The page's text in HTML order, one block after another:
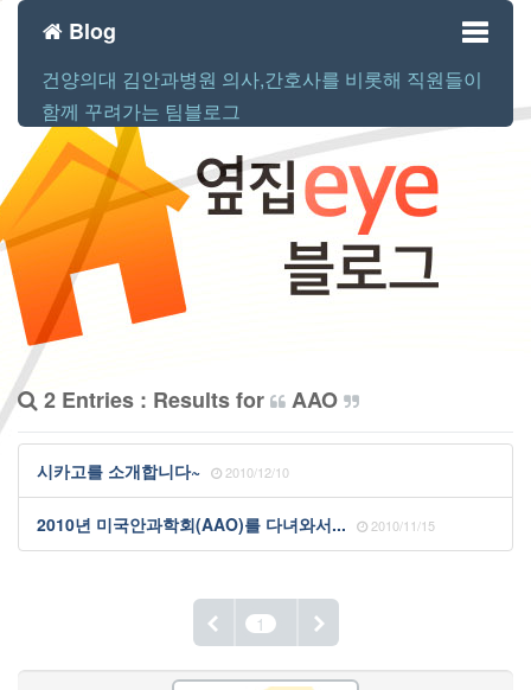
Toggle
Blog
건양의대 김안과병원 의사,간호사를 비롯해 직원들이
함께 꾸려가는 팀블로그
2 Entries : Results for AAO
시카고를 소개합니다~ 2010/12/10
2010년 미국안과학회(AAO)를 다녀와서... 2010/11/15
1